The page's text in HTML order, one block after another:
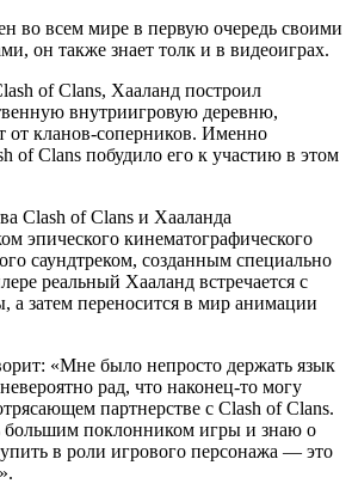
во всем мире в первую очередь своими
он также знает толк и в видеоиграх.
of Clans, Хааланд построил
внутриигровую деревню,
от кланов-соперников. Именно
of Clans побудило его к участию в этом
Clash of Clans и Хааланда
эпического кинематографического
саундтреком, созданным специально
реальный Хааланд встречается с
а затем переносится в мир анимации
«Мне было непросто держать язык
рад, что наконец-то могу
партнерстве с Clash of Clans.
большим поклонником игры и знаю о
в роли игрового персонажа — это